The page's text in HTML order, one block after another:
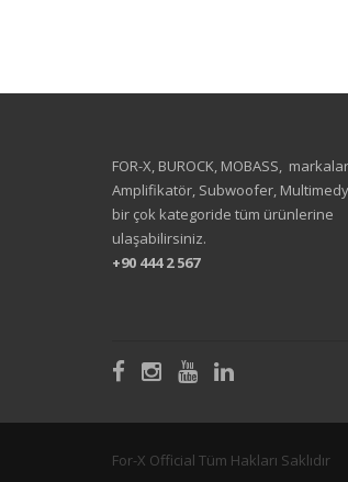
FOR-X, BUROCK, MOBASS,
Amplifikatör, Subwoofer,
bir çok kategoride tüm ürünlerine
ulaşabilirsiniz.
+90 444 2 567
For-X Official Tüm Hakları Saklıdır